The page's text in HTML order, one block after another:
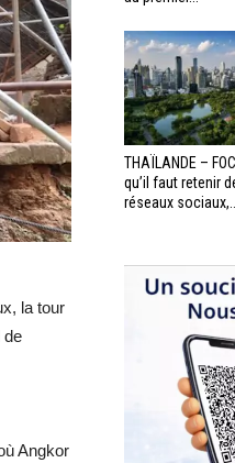
la tour
de
Angkor
THAÏLANDE –
qu’il faut retenir
réseaux